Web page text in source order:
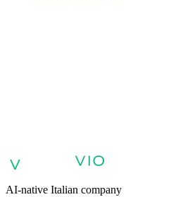
esperienza digitale del paziente
AI Automation per Aziende
AI-native Italian company